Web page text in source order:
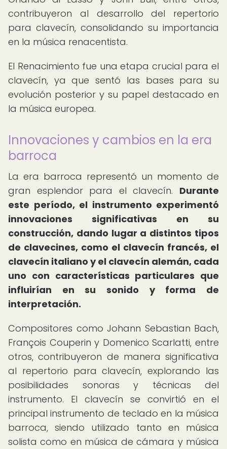
contribuyeron al desarrollo del repertorio
para clavecín, consolidando su importancia
en la música renacentista.
El Renacimiento fue una etapa crucial para el
clavecín, ya que sentó las bases para su
evolución posterior y su papel destacado en
la música europea.
Innovaciones y cambios en la era
barroca
La era barroca representó un momento de
gran esplendor para el clavecín. Durante
este período, el instrumento experimentó
innovaciones significativas en su
construcción, dando lugar a distintos tipos
de clavecines, como el clavecín francés, el
clavecín italiano y el clavecín alemán, cada
uno con características particulares que
influirían en su sonido y forma de
interpretación.
Compositores como Johann Sebastian Bach,
François Couperin y Domenico Scarlatti, entre
otros, contribuyeron de manera significativa
al repertorio para clavecín, explorando las
posibilidades sonoras y técnicas del
instrumento. El clavecín se convirtió en el
principal instrumento de teclado en la música
barroca, siendo utilizado tanto en música
solista como en música de cámara y música